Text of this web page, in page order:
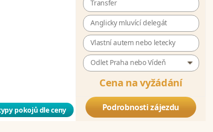
pokojů dle ceny
Transfer
Anglicky mluvící delegát
Vlastní autem nebo letecky
Odlet Praha nebo Vídeň
Cena na vyžádání
Podrobnosti zájezdu